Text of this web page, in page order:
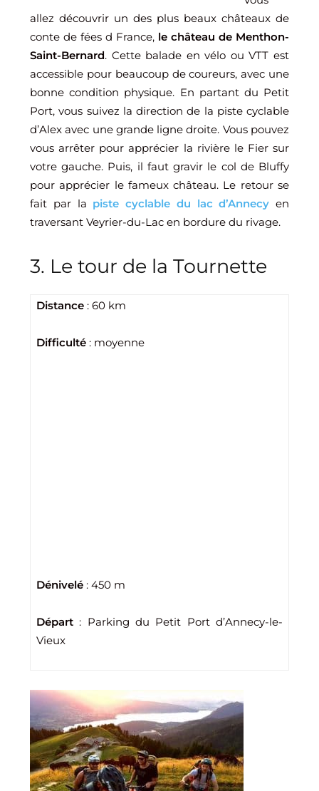
allez découvrir un des plus beaux châteaux de
conte de fées d France, le château de Menthon-
Saint-Bernard. Cette balade en vélo ou VTT est
accessible pour beaucoup de coureurs, avec une
bonne condition physique. En partant du Petit
Port, vous suivez la direction de la piste cyclable
d’Alex avec une grande ligne droite. Vous pouvez
vous arrêter pour apprécier la rivière le Fier sur
votre gauche. Puis, il faut gravir le col de Bluffy
pour apprécier le fameux château. Le retour se
fait par la piste cyclable du lac d’Annecy en
traversant Veyrier-du-Lac en bordure du rivage.
3. Le tour de la Tournette
Distance : 60 km
Difficulté : moyenne
Dénivelé : 450 m
Départ : Parking du Petit Port d’Annecy-le-
Vieux